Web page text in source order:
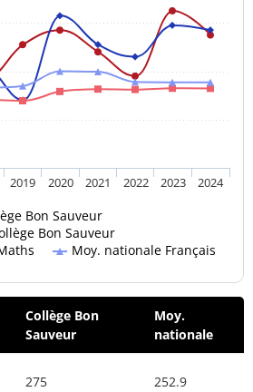
Bon Sauveur
Bon Sauveur
Moy. nationale Français
2019 2020 2021 2022 2023 2024
Collège Bon
Sauveur
Moy.
nationale
275 252.9